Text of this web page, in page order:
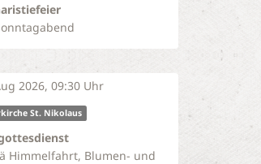
2026, 09:30 Uhr
St. Nikolaus
Himmelfahrt, Blumen- und